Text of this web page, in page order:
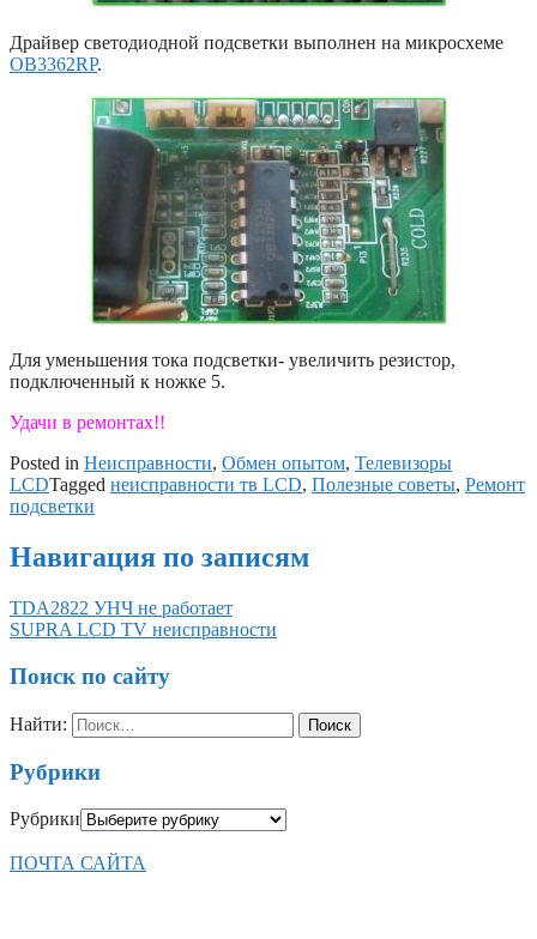
Драйвер светодиодной подсветки выполнен на микросхеме
OB3362RP.
Для уменьшения тока подсветки- увеличить резистор,
подключенный к ножке 5.
Удачи в ремонтах!!
Posted in Неисправности, Обмен опытом, Телевизоры
LCDTagged неисправности тв LCD, Полезные советы, Ремонт
подсветки
Навигация по записям
TDA2822 УНЧ не работает
SUPRA LCD TV неисправности
Поиск по сайту
Найти:
Рубрики
Рубрики
ПОЧТА САЙТА